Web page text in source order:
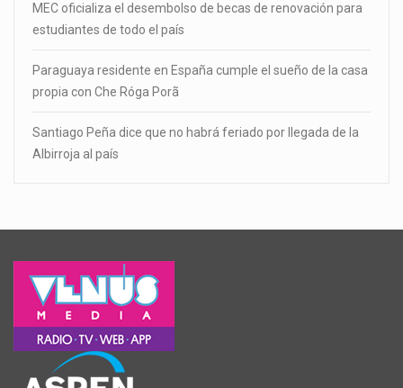
MEC oficializa el desembolso de becas de renovación para
estudiantes de todo el país
Paraguaya residente en España cumple el sueño de la casa
propia con Che Róga Porã
Santiago Peña dice que no habrá feriado por llegada de la
Albirroja al país